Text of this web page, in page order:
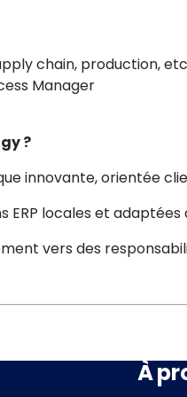
chain, production,
Manager
?
innovante, orientée
locales et
vers des
À